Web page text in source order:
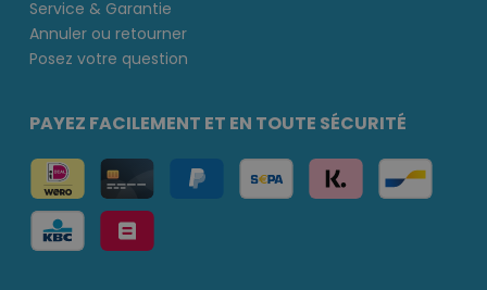
Service & Garantie
Annuler ou retourner
Posez votre question
PAYEZ FACILEMENT ET EN TOUTE SÉCURITÉ